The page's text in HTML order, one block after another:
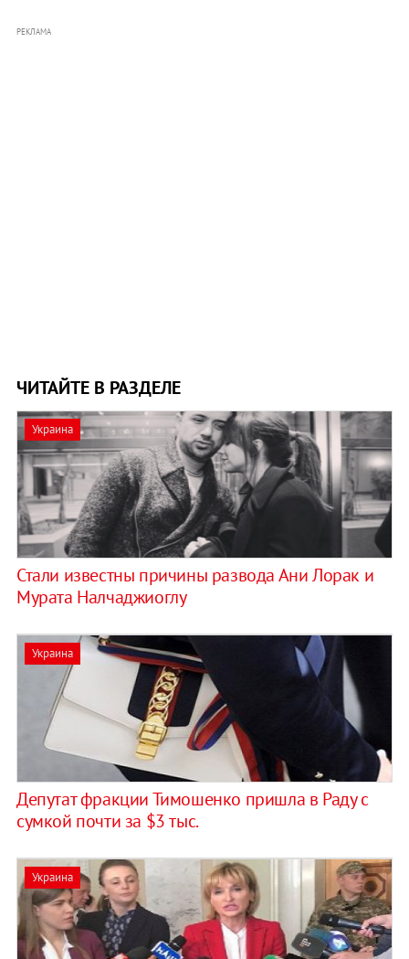
РЕКЛАМА
ЧИТАЙТЕ В РАЗДЕЛЕ
Украина
Стали известны причины развода Ани Лорак и
Мурата Налчаджиоглу
Украина
Депутат фракции Тимошенко пришла в Раду с
сумкой почти за $3 тыс.
Украина